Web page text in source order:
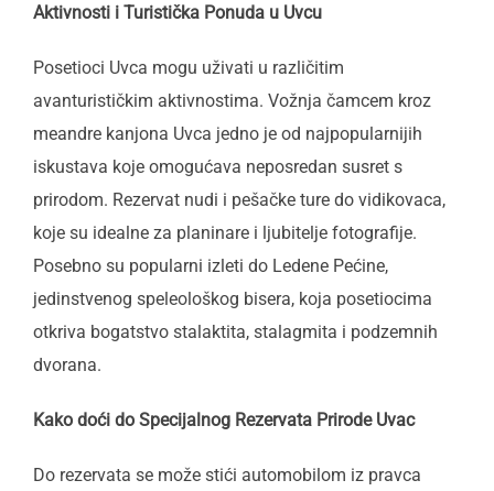
Aktivnosti i Turistička Ponuda u Uvcu
Posetioci Uvca mogu uživati u različitim
avanturističkim aktivnostima. Vožnja čamcem kroz
meandre kanjona Uvca jedno je od najpopularnijih
iskustava koje omogućava neposredan susret s
prirodom. Rezervat nudi i pešačke ture do vidikovaca,
koje su idealne za planinare i ljubitelje fotografije.
Posebno su popularni izleti do Ledene Pećine,
jedinstvenog speleološkog bisera, koja posetiocima
otkriva bogatstvo stalaktita, stalagmita i podzemnih
dvorana.
Kako doći do Specijalnog Rezervata Prirode Uvac
Do rezervata se može stići automobilom iz pravca